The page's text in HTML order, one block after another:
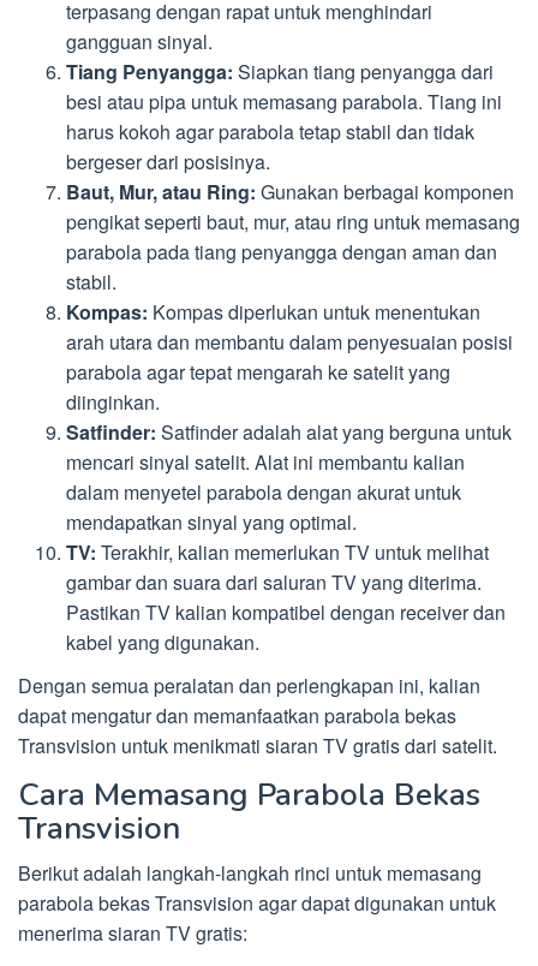
terpasang dengan rapat untuk menghindari
gangguan sinyal.
Tiang Penyangga: Siapkan tiang penyangga dari
besi atau pipa untuk memasang parabola. Tiang ini
harus kokoh agar parabola tetap stabil dan tidak
bergeser dari posisinya.
Baut, Mur, atau Ring: Gunakan berbagai komponen
pengikat seperti baut, mur, atau ring untuk memasang
parabola pada tiang penyangga dengan aman dan
stabil.
Kompas: Kompas diperlukan untuk menentukan
arah utara dan membantu dalam penyesuaian posisi
parabola agar tepat mengarah ke satelit yang
diinginkan.
Satfinder: Satfinder adalah alat yang berguna untuk
mencari sinyal satelit. Alat ini membantu kalian
dalam menyetel parabola dengan akurat untuk
mendapatkan sinyal yang optimal.
TV: Terakhir, kalian memerlukan TV untuk melihat
gambar dan suara dari saluran TV yang diterima.
Pastikan TV kalian kompatibel dengan receiver dan
kabel yang digunakan.
Dengan semua peralatan dan perlengkapan ini, kalian
dapat mengatur dan memanfaatkan parabola bekas
Transvision untuk menikmati siaran TV gratis dari satelit.
Cara Memasang Parabola Bekas
Transvision
Berikut adalah langkah-langkah rinci untuk memasang
parabola bekas Transvision agar dapat digunakan untuk
menerima siaran TV gratis: